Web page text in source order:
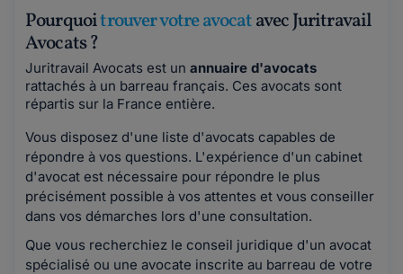
Pourquoitrouver votre avocatavec Juritravail
Avocats ?
Juritravail Avocats est un annuaire d'avocats
rattachés à un barreau français. Ces avocats sont
répartis sur la France entière.
Vous disposez d'une liste d'avocats capables de
répondre à vos questions. L'expérience d'un cabinet
d'avocat est nécessaire pour répondre le plus
précisément possible à vos attentes et vous conseiller
dans vos démarches lors d'une consultation.
Que vous recherchiez le conseil juridique d'un avocat
spécialisé ou une avocate inscrite au barreau de votre